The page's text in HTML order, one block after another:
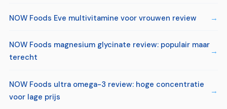
NOW Foods Eve multivitamine voor vrouwen review
NOW Foods magnesium glycinate review: populair maar
terecht
NOW Foods ultra omega-3 review: hoge concentratie
voor lage prijs